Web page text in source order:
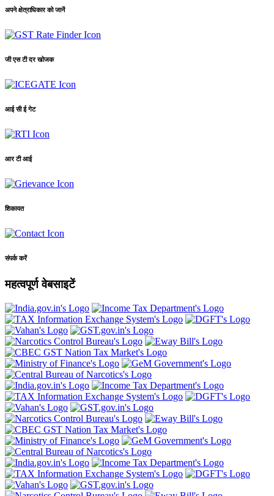
अपने क्षेत्राधिकार को जानें
जी एस टी दर खोजक
आई सी ई गेट
आर टी आई
शिकायत
संपर्क करें
महत्वपूर्ण वेबसाइटें